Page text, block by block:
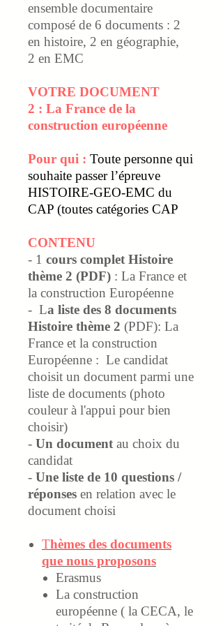
ensemble documentaire
composé de 6 documents : 2
en histoire, 2 en géographie,
2 en EMC
VOTRE DOCUMENT
2 : La France de la
construction européenne
Pour qui : Toute personne qui
souhaite passer l’épreuve
HISTOIRE-GEO-EMC du
CAP (toutes catégories CAP
CONTENU
- 1 cours complet Histoire
thème 2 (PDF) : La France et
la construction Européenne
- La liste des 8 documents
Histoire thème 2 (PDF): La
France et la construction
Européenne : Le candidat
choisit un document parmi une
liste de documents (photo
couleur à l'appui pour bien
choisir)
- Un document au choix du
candidat
- Une liste de 10 questions /
réponses en relation avec le
document choisi
Thèmes des documents
que nous proposons
Erasmus
La construction
européenne ( la CECA, le